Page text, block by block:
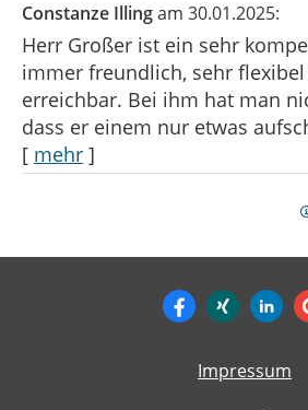
Constanze Illingam 30.01.2025:
Herr Großer ist ein sehr
immer freundlich, sehr
erreichbar. Bei ihm hat man
dass er einem nur etwas
[ mehr ]
Impressum